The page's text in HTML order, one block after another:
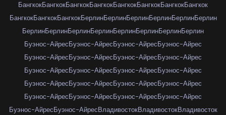
БангкокБангкокБангкокБангкокБангкокБангкокБангкокБангкок
БангкокБангкокБангкокБерлинБерлинБерлинБерлинБерлинБерлин
БерлинБерлинБерлинБерлинБерлинБерлинБерлинБерлин
Буэнос-АйресБуэнос-АйресБуэнос-АйресБуэнос-Айрес
Буэнос-АйресБуэнос-АйресБуэнос-АйресБуэнос-Айрес
Буэнос-АйресБуэнос-АйресБуэнос-АйресБуэнос-Айрес
Буэнос-АйресБуэнос-АйресБуэнос-АйресБуэнос-Айрес
Буэнос-АйресБуэнос-АйресБуэнос-АйресБуэнос-Айрес
Буэнос-АйресБуэнос-АйресВладивостокВладивостокВладивосток